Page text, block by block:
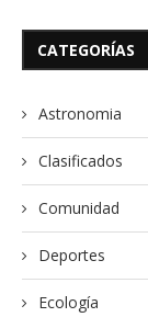
CATEGORÍAS
Astronomia
Clasificados
Comunidad
Deportes
Ecología